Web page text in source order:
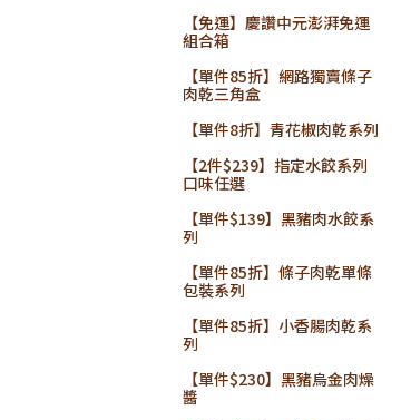
【免運】慶讚中元澎湃免運
組合箱
【單件85折】網路獨賣條子
肉乾三角盒
【單件8折】青花椒肉乾系列
【2件$239】指定水餃系列
口味任選
【單件$139】黑豬肉水餃系
列
【單件85折】條子肉乾單條
包裝系列
【單件85折】小香腸肉乾系
列
【單件$230】黑豬烏金肉燥
醬